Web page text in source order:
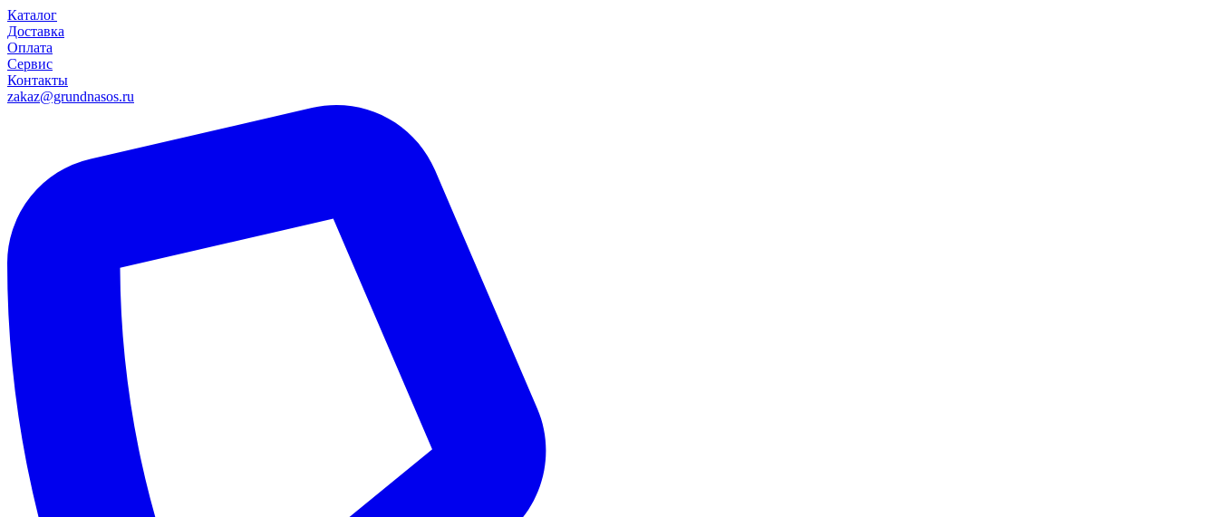
Каталог
Доставка
Оплата
Сервис
Контакты
zakaz@grundnasos.ru